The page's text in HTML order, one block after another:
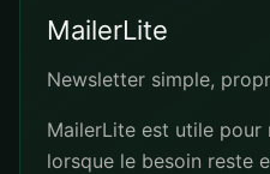
MailerLite
Newsletter simple,
MailerLite est utile
lorsque le besoin reste